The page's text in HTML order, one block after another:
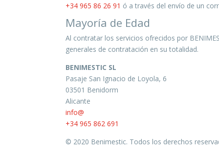
+34 965 86 26 91 ó a través del envío de un
Mayoría de Edad
Al contratar los servicios ofrecidos por
generales de contratación en su totalidad.
BENIMESTIC SL
Pasaje San Ignacio de Loyola, 6
03501 Benidorm
Alicante
info@
+34 965 862 691
© 2020 Benimestic. Todos los derechos